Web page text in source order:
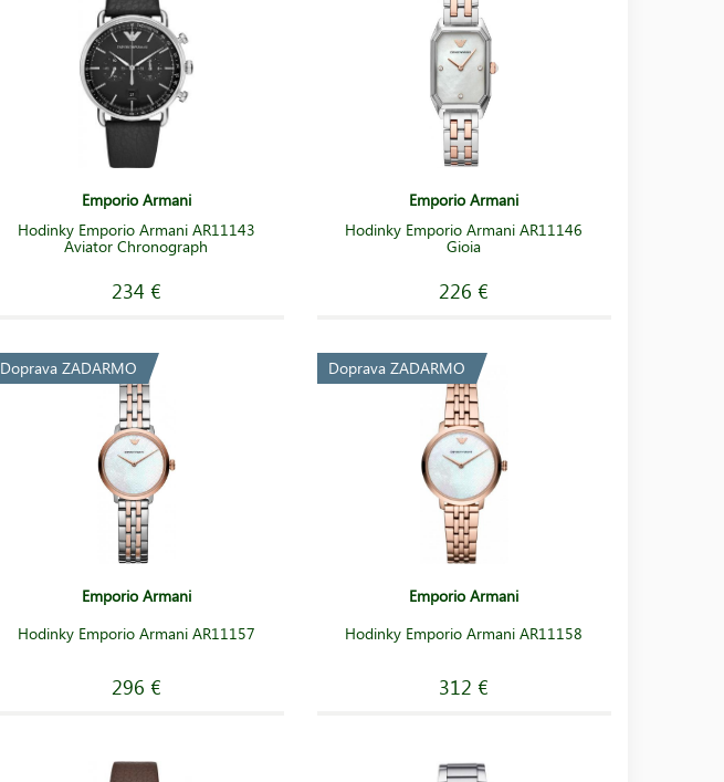
Emporio Armani
Hodinky Emporio Armani AR11143
Aviator Chronograph
234 €
Emporio Armani
Hodinky Emporio Armani AR11146
Gioia
226 €
Doprava ZADARMO
Emporio Armani
Hodinky Emporio Armani AR11157
296 €
Doprava ZADARMO
Emporio Armani
Hodinky Emporio Armani AR11158
312 €